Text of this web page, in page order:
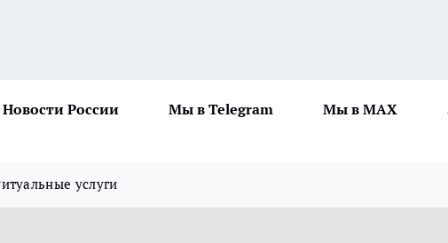
Новости России Мы в Telegram Мы в MAX
услуги